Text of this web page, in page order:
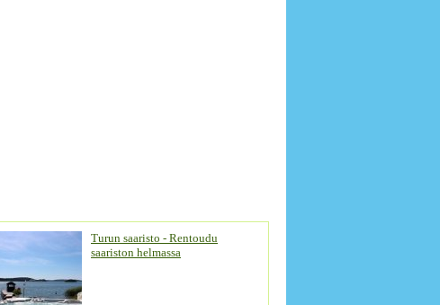
Turun saaristo - Rentoudu
saariston helmassa